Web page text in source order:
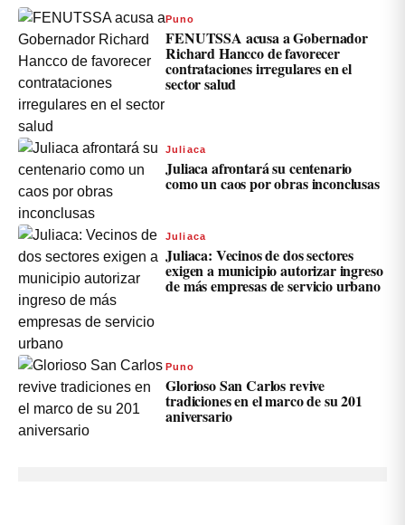
Puno
FENUTSSA acusa a Gobernador
Richard Hancco de favorecer
contrataciones irregulares en el
sector salud
Juliaca
Juliaca afrontará su centenario
como un caos por obras inconclusas
Juliaca
Juliaca: Vecinos de dos sectores
exigen a municipio autorizar ingreso
de más empresas de servicio urbano
Puno
Glorioso San Carlos revive
tradiciones en el marco de su 201
aniversario